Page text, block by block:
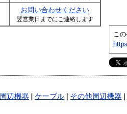
お問い合わせください
翌営業日までにご連絡します
こ
辺機器 ケーブル その他周辺機器